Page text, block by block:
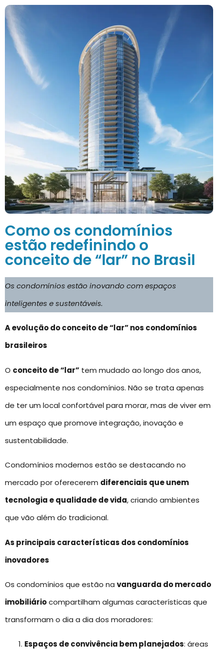
Como os condomínios
estão redefinindo o
conceito de “lar” no Brasil
Os condomínios estão inovando com espaços
inteligentes e sustentáveis.
A evolução do conceito de “lar” nos condomínios
brasileiros
O conceito de “lar” tem mudado ao longo dos anos,
especialmente nos condomínios. Não se trata apenas
de ter um local confortável para morar, mas de viver em
um espaço que promove integração, inovação e
sustentabilidade.
Condomínios modernos estão se destacando no
mercado por oferecerem diferenciais que unem
tecnologia e qualidade de vida, criando ambientes
que vão além do tradicional.
As principais características dos condomínios
inovadores
Os condomínios que estão na vanguarda do mercado
imobiliáriocompartilham algumas características que
transformam o dia a dia dos moradores:
Espaços de convivência bem planejados: áreas